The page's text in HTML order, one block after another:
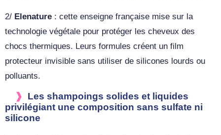
2/ Elenature : cette enseigne française mise sur la
technologie végétale pour protéger les cheveux des
chocs thermiques. Leurs formules créent un film
protecteur invisible sans utiliser de silicones lourds ou
polluants.
Les shampoings solides et liquides
privilégiant une composition sans sulfate ni
silicone